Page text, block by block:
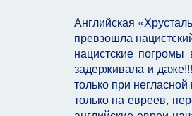
Английская
превзошла
нацистские
задерживала и
только при
только на евреев,